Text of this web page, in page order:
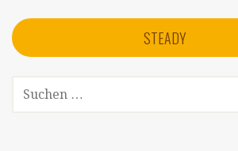
STEADY
SUCHEN
NACH: